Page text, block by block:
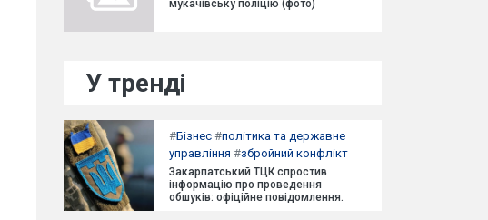
мукачівську поліцію (фото)
У тренді
#Бізнес #політика та державне
управління #збройний конфлікт
Закарпатський ТЦК спростив
інформацію про проведення
обшуків: офіційне повідомлення.